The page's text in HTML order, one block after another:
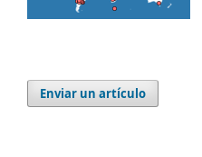
Enviar un artículo